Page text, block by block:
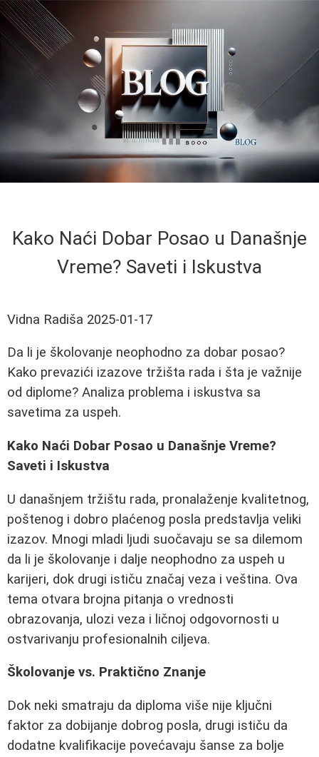
Kako Naći Dobar Posao u Današnje
Vreme? Saveti i Iskustva
Vidna Radiša 2025-01-17
Da li je školovanje neophodno za dobar posao?
Kako prevazići izazove tržišta rada i šta je važnije
od diplome? Analiza problema i iskustva sa
savetima za uspeh.
Kako Naći Dobar Posao u Današnje Vreme?
Saveti i Iskustva
U današnjem tržištu rada, pronalaženje kvalitetnog,
poštenog i dobro plaćenog posla predstavlja veliki
izazov. Mnogi mladi ljudi suočavaju se sa dilemom
da li je školovanje i dalje neophodno za uspeh u
karijeri, dok drugi ističu značaj veza i veština. Ova
tema otvara brojna pitanja o vrednosti
obrazovanja, ulozi veza i ličnoj odgovornosti u
ostvarivanju profesionalnih ciljeva.
Školovanje vs. Praktično Znanje
Dok neki smatraju da diploma više nije ključni
faktor za dobijanje dobrog posla, drugi ističu da
dodatne kvalifikacije povećavaju šanse za bolje